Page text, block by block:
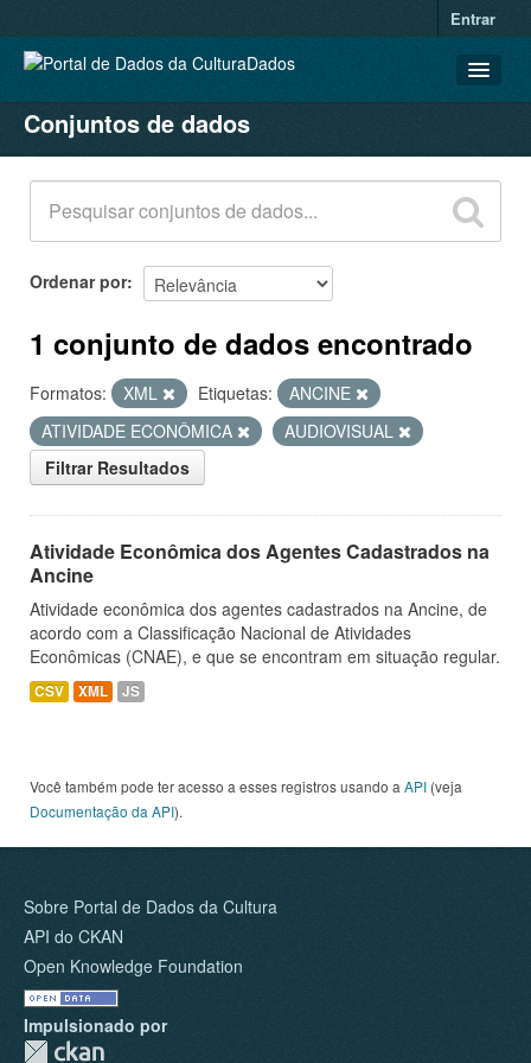
Entrar
CONJUNTOS DE DADOS
ORGANIZAÇÕES
GRUPOS
SOBRE
Conjuntos de dados
Ordenar por
1 conjunto de dados encontrado
Formatos: XML Etiquetas:
ANCINE
ATIVIDADE ECONÔMICA
AUDIOVISUAL
Filtrar Resultados
Atividade Econômica dos Agentes Cadastrados na
Ancine
Atividade econômica dos agentes cadastrados na Ancine, de
acordo com a Classificação Nacional de Atividades
Econômicas (CNAE), e que se encontram em situação regular.
CSV XML JS
Você também pode ter acesso a esses registros usando a API (veja
Documentação da API).
Sobre Portal de Dados da Cultura
API do CKAN
Open Knowledge Foundation
Impulsionado por